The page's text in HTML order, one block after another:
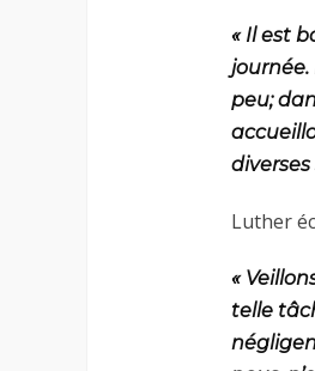
« Il est
journée.
peu;
diverses
Luther
«
telle